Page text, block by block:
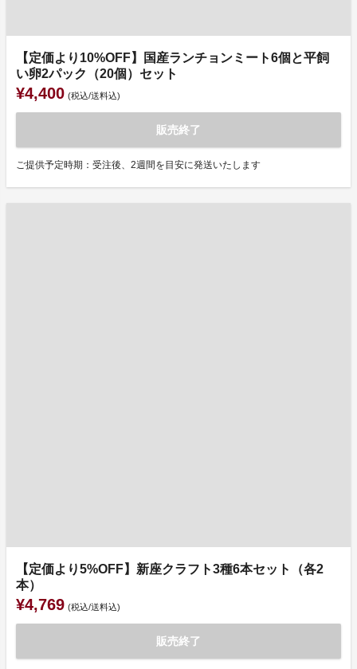
【定価より10%OFF】国産ランチョンミート6個と平飼
い卵2パック（20個）セット
¥4,400 (税込/送料込)
販売終了
ご提供予定時期：受注後、2週間を目安に発送いたします
【定価より5%OFF】新座クラフト3種6本セット（各2
本）
¥4,769 (税込/送料込)
販売終了